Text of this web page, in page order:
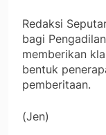
Redaksi
bagi
memberikan
bentuk
pemberitaan.
(Jen)